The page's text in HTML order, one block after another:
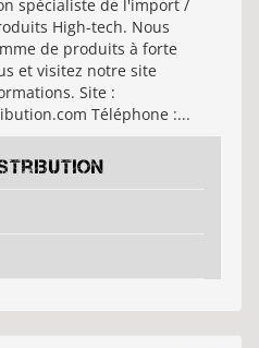
spécialiste de l'import /
High-tech. Nous
de produits à forte
et visitez notre site
Site :
Téléphone :...